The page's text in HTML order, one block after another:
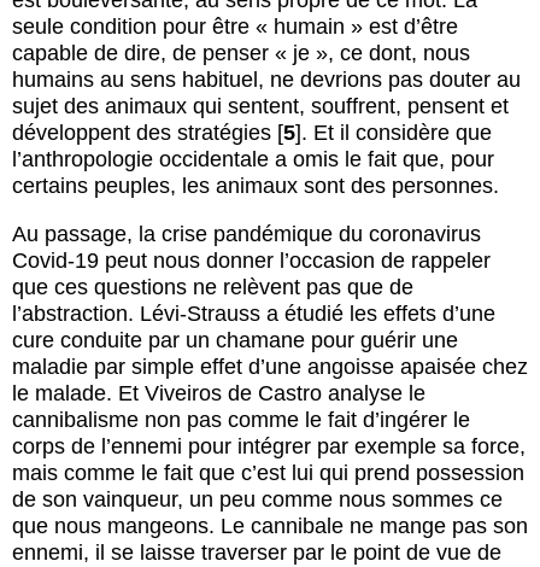
seule condition pour être « humain » est d’être
capable de dire, de penser « je », ce dont, nous
humains au sens habituel, ne devrions pas douter au
sujet des animaux qui sentent, souffrent, pensent et
développent des stratégies [5]. Et il considère que
l’anthropologie occidentale a omis le fait que, pour
certains peuples, les animaux sont des personnes.
Au passage, la crise pandémique du coronavirus
Covid-19 peut nous donner l’occasion de rappeler
que ces questions ne relèvent pas que de
l’abstraction. Lévi-Strauss a étudié les effets d’une
cure conduite par un chamane pour guérir une
maladie par simple effet d’une angoisse apaisée chez
le malade. Et Viveiros de Castro analyse le
cannibalisme non pas comme le fait d’ingérer le
corps de l’ennemi pour intégrer par exemple sa force,
mais comme le fait que c’est lui qui prend possession
de son vainqueur, un peu comme nous sommes ce
que nous mangeons. Le cannibale ne mange pas son
ennemi, il se laisse traverser par le point de vue de